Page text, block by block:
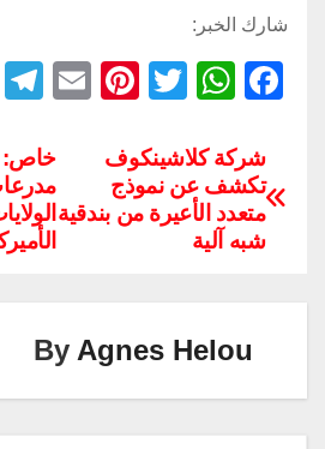
شارك الخبر:
F
c
e
b
k
W
at
s
A
T
tt
er
Pi
e
st
E
ail
خاص:
شركة كلاشينكوف
تكشف عن نموذج
متعدد الأعيرة من بندقية
شبه آلية
By Agnes Helou